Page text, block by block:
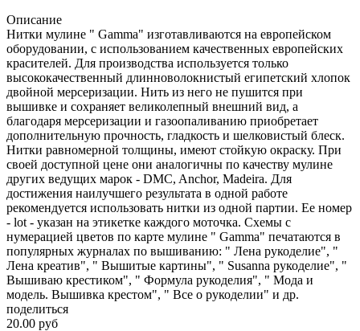
Описание
Нитки мулине " Gamma" изготавливаются на европейском
оборудовании, с использованием качественных европейских
красителей. Для производства используется только
высококачественный длинноволокнистый египетский хлопок
двойной мерсеризации. Нить из него не пушится при
вышивке и сохраняет великолепный внешний вид, а
благодаря мерсеризации и газоопаливанию приобретает
дополнительную прочность, гладкость и шелковистый блеск.
Нитки равномерной толщины, имеют стойкую окраску. При
своей доступной цене они аналогичны по качеству мулине
других ведущих марок - DMC, Anchor, Madeira. Для
достижения наилучшего результата в одной работе
рекомендуется использовать нитки из одной партии. Ее номер
- lot - указан на этикетке каждого моточка. Схемы с
нумерацией цветов по карте мулине " Gamma" печатаются в
популярных журналах по вышиванию: " Лена рукоделие", "
Лена креатив", " Вышитые картины", " Susanna рукоделие", "
Вышиваю крестиком", " Формула рукоделия", " Мода и
модель. Вышивка крестом", " Все о рукоделии" и др.
поделиться
20.00 руб